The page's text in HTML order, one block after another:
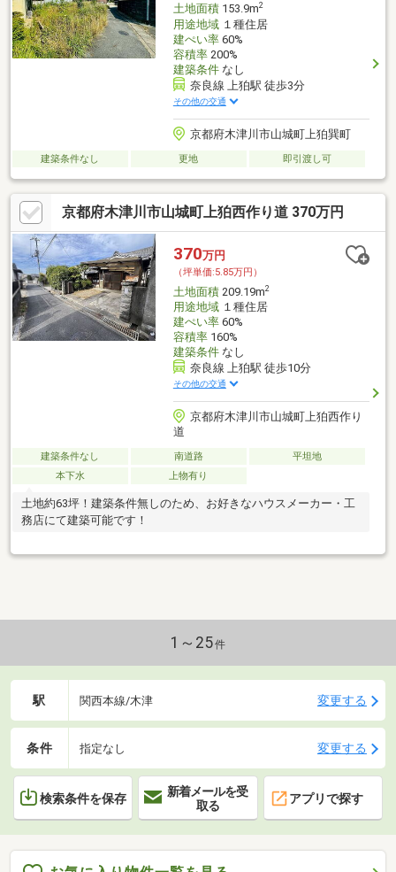
土地面積153.9m2
用途地域１種住居
建ぺい率60%
容積率200%
建築条件なし
奈良線 上狛駅 徒歩3分
その他の交通
京都府木津川市山城町上狛巽町
建築条件なし 更地 即引渡し可
京都府木津川市山城町上狛西作り道 370万円
370万円
（坪単価:5.85万円）
土地面積209.19m2
用途地域１種住居
建ぺい率60%
容積率160%
建築条件なし
奈良線 上狛駅 徒歩10分
その他の交通
京都府木津川市山城町上狛西作り
道
建築条件なし 南道路
平坦地
本下水
上物有り
土地約63坪！建築条件無しのため、お好きなハウスメーカー・工
務店にて建築可能です！
1～25件
駅 関西本線/木津 変更する
条件 指定なし 変更する
検索条件を保存
新着メールを受
取る
アプリで探す